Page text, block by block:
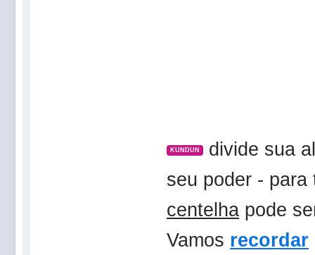
KUNDUN
divide sua
seu poder -
centelha pode
Vamos recordar